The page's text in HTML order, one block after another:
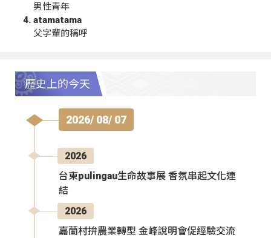
男性青年
atamatama
父字輩的稱呼
歷史上的今天
2026/ 08/ 07
2026
台東pulingau生命故事展 香氛串起文化連
結
2026
嘉蘭村拚農業轉型 金峰說明會促經驗交流